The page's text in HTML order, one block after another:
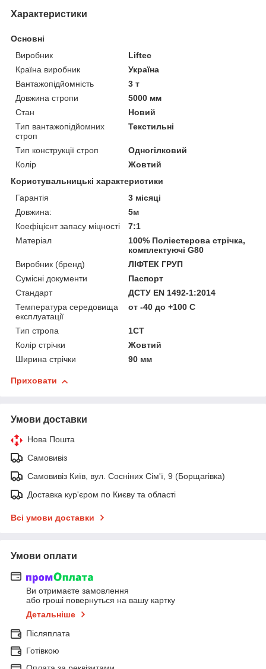
Характеристики
Основні
Виробник
Liftec
Країна виробник
Україна
Вантажопідйомність
3 т
Довжина стропи
5000 мм
Стан
Новий
Тип вантажопідйомних
строп
Текстильні
Тип конструкції строп
Одногілковий
Колір
Жовтий
Користувальницькі характеристики
Гарантія
3 місяці
Довжина:
5м
Коефіцієнт запасу міцності
7:1
Матеріал
100% Поліестерова стрічка,
комплектуючі G80
Виробник (бренд)
ЛІФТЕК ГРУП
Сумісні документи
Паспорт
Стандарт
ДСТУ EN 1492-1:2014
Температура середовища
експлуатації
от -40 до +100 С
Тип стропа
1СТ
Колір стрічки
Жовтий
Ширина стрічки
90 мм
Приховати
Умови доставки
Нова Пошта
Самовивіз
Самовивіз Київ, вул. Сосніних Сім'ї, 9 (Борщагівка)
Доставка кур'єром по Києву та області
Всі умови доставки
Умови оплати
Ви отримаєте замовлення
або гроші повернуться на вашу картку
Детальніше
Післяплата
Готівкою